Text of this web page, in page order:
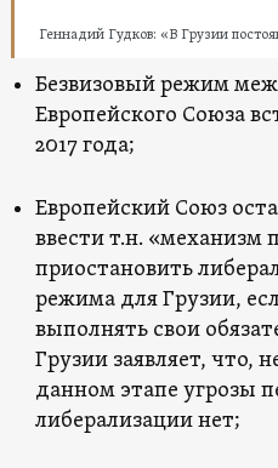
Геннадий Гудков: «В Грузии
Безвизовый режим
Европейского Союза
2017 года;
Европейский Союз
ввести т.н. «механизм
приостановить
режима для Грузии,
выполнять свои
Грузии заявляет, что,
данном этапе угрозы
либерализации нет;